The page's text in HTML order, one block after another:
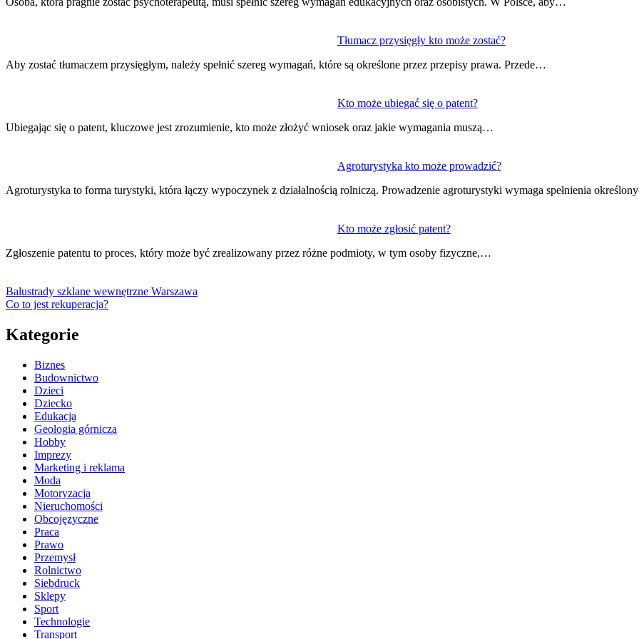
Tłumacz przysięgły kto może zostać?
Aby zostać tłumaczem przysięgłym, należy spełnić szereg wymagań, które są określone przez przepisy prawa. Przede…
Kto może ubiegać się o patent?
Ubiegając się o patent, kluczowe jest zrozumienie, kto może złożyć wniosek oraz jakie wymagania muszą…
Agroturystyka kto może prowadzić?
Agroturystyka to forma turystyki, która łączy wypoczynek z działalnością rolniczą. Prowadzenie agroturystyki wymaga spełnienia
Kto może zgłosić patent?
Zgłoszenie patentu to proces, który może być zrealizowany przez różne podmioty, w tym osoby fizyczne,…
Balustrady szklane wewnętrzne Warszawa
Co to jest rekuperacja?
Kategorie
Biznes
Budownictwo
Dzieci
Dziecko
Edukacja
Geologia górnicza
Hobby
Imprezy
Marketing i reklama
Moda
Motoryzacja
Nieruchomości
Obcojęzyczne
Praca
Prawo
Przemysł
Rolnictwo
Siebdruck
Sklepy
Sport
Technologie
Transport